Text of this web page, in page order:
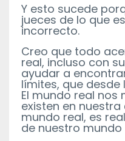
Y esto sucede
jueces de lo que
incorrecto.
Creo que todo
real, incluso con
ayudar a
límites, que
El mundo real nos
existen en nuestra
mundo real, es
de nuestro mundo